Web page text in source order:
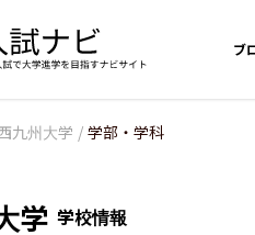
ブ
九州大学 / 学部・学科
学 学校情報